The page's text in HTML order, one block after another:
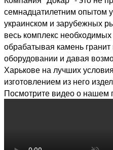
семнадцатилетним опытом
украинском и зарубежных
весь комплекс необходимых
обрабатывая камень
оборудовании и давая
Харькове на лучших
изготовлением из него
Посмотрите видео о нашем